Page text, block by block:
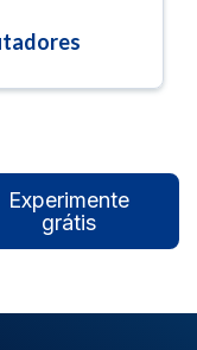
Experimente
grátis